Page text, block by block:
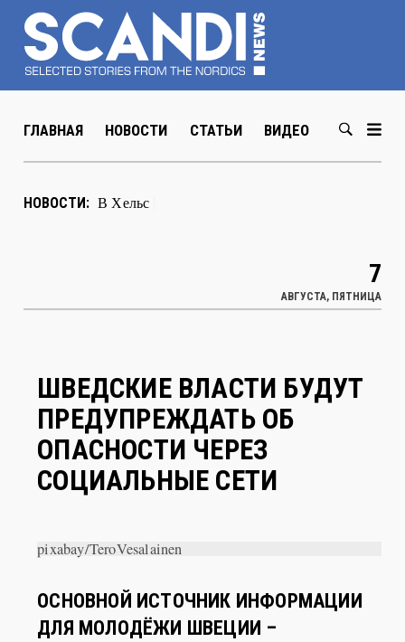
ГЛАВНАЯ НОВОСТИ СТАТЬИ ВИДЕО ABOUT US
НОВОСТИ: В Хельсинки открылась выставка
7
ШВЕДСКИЕ ВЛАСТИ БУДУТ
ПРЕДУПРЕЖДАТЬ ОБ
ОПАСНОСТИ ЧЕРЕЗ
СОЦИАЛЬНЫЕ СЕТИ
ОСНОВНОЙ ИСТОЧНИК ИНФОРМАЦИИ